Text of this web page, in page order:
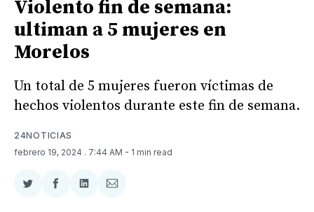
Violento fin de semana:
ultiman a 5 mujeres en
Morelos
Un total de 5 mujeres fueron víctimas de
hechos violentos durante este fin de semana.
24NOTICIAS
febrero 19, 2024 . 7:44 AM - 1 min read
CompartirCompartir
CompartirCompartir